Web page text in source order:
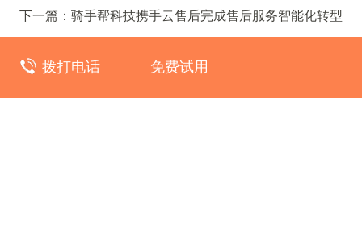
下一篇：骑手帮科技携手云售后完成售后服务智能化转型
拨打电话 免费试用